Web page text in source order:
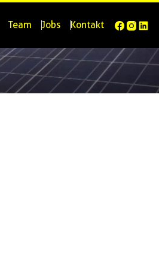
Team Jobs Kontakt Facebook